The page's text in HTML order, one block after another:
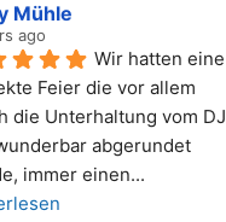
Mühle
ago
Wir hatten eine
Feier die vor allem
die Unterhaltung vom DJ
abgerundet
immer einen